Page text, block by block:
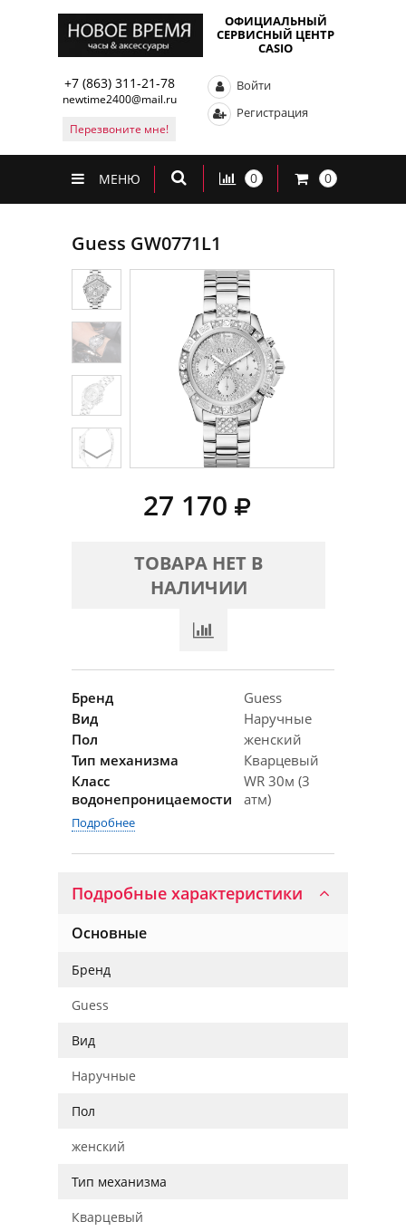
ОФИЦИАЛЬНЫЙ
СЕРВИСНЫЙ ЦЕНТР
CASIO
+7 (863) 311-21-78
newtime2400@mail.ru
Перезвоните мне!
Войти
Регистрация
МЕНЮ 0 0
Guess GW0771L1
27 170
ТОВАРА НЕТ В
НАЛИЧИИ
Бренд
Guess
Вид
Наручные
Пол
женский
Тип механизма
Кварцевый
Класс
водонепроницаемости
WR 30м (3
атм)
Подробнее
Подробные характеристики
Основные
Бренд
Guess
Вид
Наручные
Пол
женский
Тип механизма
Кварцевый